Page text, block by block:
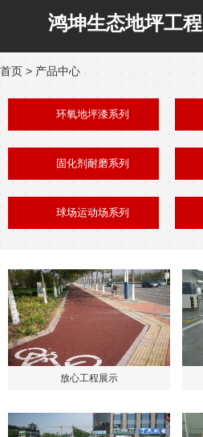
鸿坤生态地坪工程
首页 > 产品中心
环氧地坪漆系列
固化剂耐磨系列
球场运动场系列
放心工程展示